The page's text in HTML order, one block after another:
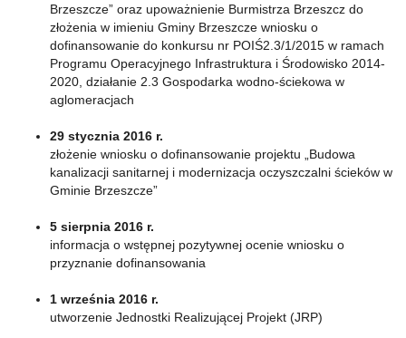
Brzeszcze” oraz upoważnienie Burmistrza Brzeszcz do
złożenia w imieniu Gminy Brzeszcze wniosku o
dofinansowanie do konkursu nr POIŚ2.3/1/2015 w ramach
Programu Operacyjnego Infrastruktura i Środowisko 2014-
2020, działanie 2.3 Gospodarka wodno-ściekowa w
aglomeracjach
29 stycznia 2016 r.
złożenie wniosku o dofinansowanie projektu „Budowa
kanalizacji sanitarnej i modernizacja oczyszczalni ścieków w
Gminie Brzeszcze”
5 sierpnia 2016 r.
informacja o wstępnej pozytywnej ocenie wniosku o
przyznanie dofinansowania
1 września 2016 r.
utworzenie Jednostki Realizującej Projekt (JRP)